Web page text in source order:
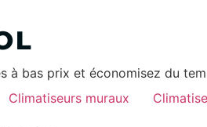
à bas prix et économisez du
Climatiseurs muraux